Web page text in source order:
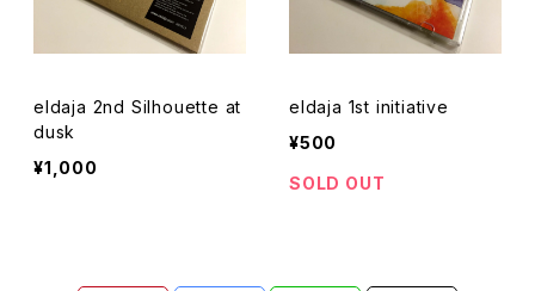
eldaja 2nd Silhouette at
dusk
¥1,000
eldaja 1st initiative
¥500
SOLD OUT